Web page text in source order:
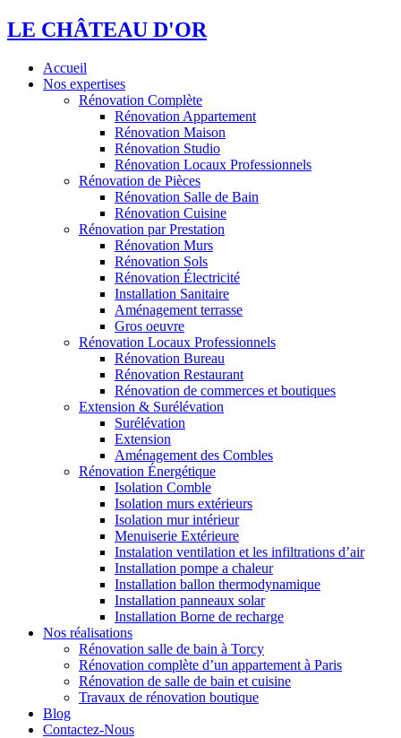
LE CHÂTEAU D'OR
Accueil
Nos expertises
Rénovation Complète
Rénovation Appartement
Rénovation Maison
Rénovation Studio
Rénovation Locaux Professionnels
Rénovation de Pièces
Rénovation Salle de Bain
Rénovation Cuisine
Rénovation par Prestation
Rénovation Murs
Rénovation Sols
Rénovation Électricité
Installation Sanitaire
Aménagement terrasse
Gros oeuvre
Rénovation Locaux Professionnels
Rénovation Bureau
Rénovation Restaurant
Rénovation de commerces et boutiques
Extension & Surélévation
Surélévation
Extension
Aménagement des Combles
Rénovation Énergétique
Isolation Comble
Isolation murs extérieurs
Isolation mur intérieur
Menuiserie Extérieure
Instalation ventilation et les infiltrations d’air
Installation pompe a chaleur
Installation ballon thermodynamique
Installation panneaux solar
Installation Borne de recharge
Nos réalisations
Rénovation salle de bain à Torcy
Rénovation complète d’un appartement à Paris
Rénovation de salle de bain et cuisine
Travaux de rénovation boutique
Blog
Contactez-Nous